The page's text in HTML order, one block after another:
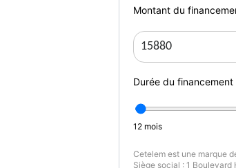
- camera recul : oui
- interieur : tissu
- interieur couleur : gris
- regulateur de vitesse : oui
- retroviseurs degivrants :
- retroviseurs electriques :
- climatisation : manuelle
Montant du
Durée du financement
12 mois
Cetelem est une marque
Siège social : 1 Boulevard